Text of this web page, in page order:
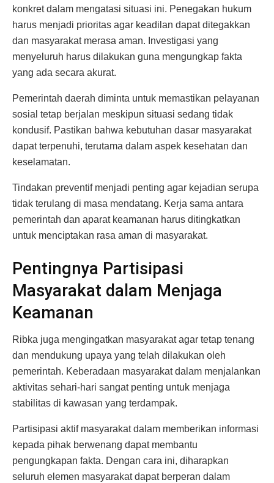
konkret dalam mengatasi situasi ini. Penegakan hukum
harus menjadi prioritas agar keadilan dapat ditegakkan
dan masyarakat merasa aman. Investigasi yang
menyeluruh harus dilakukan guna mengungkap fakta
yang ada secara akurat.
Pemerintah daerah diminta untuk memastikan pelayanan
sosial tetap berjalan meskipun situasi sedang tidak
kondusif. Pastikan bahwa kebutuhan dasar masyarakat
dapat terpenuhi, terutama dalam aspek kesehatan dan
keselamatan.
Tindakan preventif menjadi penting agar kejadian serupa
tidak terulang di masa mendatang. Kerja sama antara
pemerintah dan aparat keamanan harus ditingkatkan
untuk menciptakan rasa aman di masyarakat.
Pentingnya Partisipasi
Masyarakat dalam Menjaga
Keamanan
Ribka juga mengingatkan masyarakat agar tetap tenang
dan mendukung upaya yang telah dilakukan oleh
pemerintah. Keberadaan masyarakat dalam menjalankan
aktivitas sehari-hari sangat penting untuk menjaga
stabilitas di kawasan yang terdampak.
Partisipasi aktif masyarakat dalam memberikan informasi
kepada pihak berwenang dapat membantu
pengungkapan fakta. Dengan cara ini, diharapkan
seluruh elemen masyarakat dapat berperan dalam